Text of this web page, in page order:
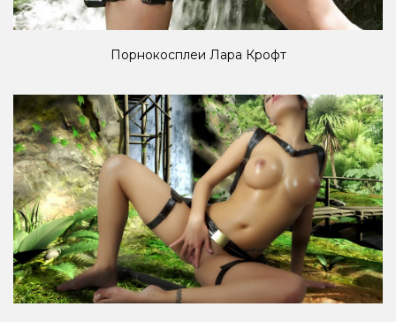
Порнокосплеи Лара Крофт